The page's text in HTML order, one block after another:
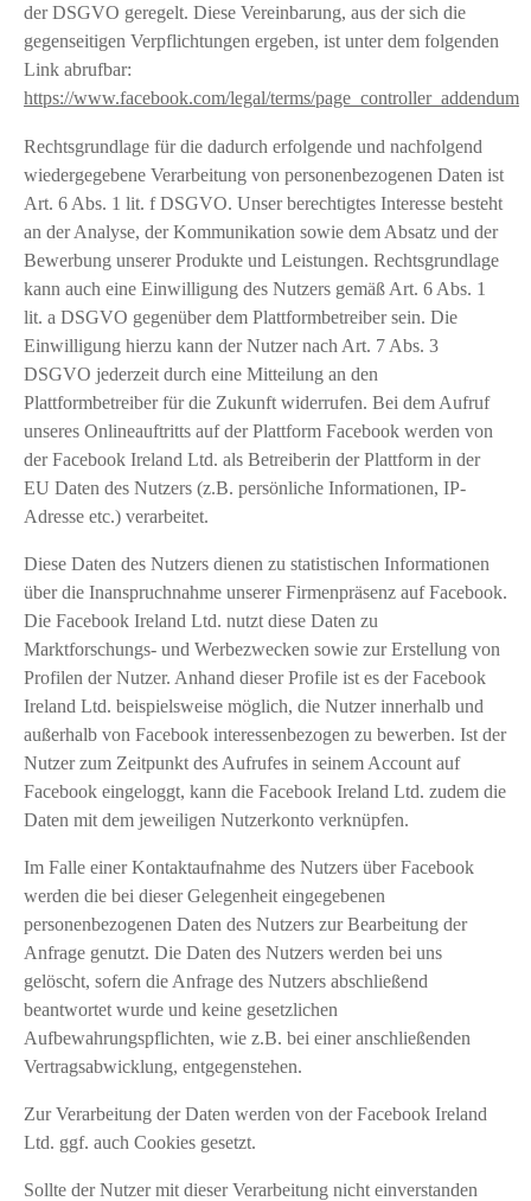
der DSGVO geregelt. Diese Vereinbarung, aus der sich die
gegenseitigen Verpflichtungen ergeben, ist unter dem folgenden
Link abrufbar:
https://www.facebook.com/legal/terms/page_controller_addendum
Rechtsgrundlage für die dadurch erfolgende und nachfolgend
wiedergegebene Verarbeitung von personenbezogenen Daten ist
Art. 6 Abs. 1 lit. f DSGVO. Unser berechtigtes Interesse besteht
an der Analyse, der Kommunikation sowie dem Absatz und der
Bewerbung unserer Produkte und Leistungen. Rechtsgrundlage
kann auch eine Einwilligung des Nutzers gemäß Art. 6 Abs. 1
lit. a DSGVO gegenüber dem Plattformbetreiber sein. Die
Einwilligung hierzu kann der Nutzer nach Art. 7 Abs. 3
DSGVO jederzeit durch eine Mitteilung an den
Plattformbetreiber für die Zukunft widerrufen. Bei dem Aufruf
unseres Onlineauftritts auf der Plattform Facebook werden von
der Facebook Ireland Ltd. als Betreiberin der Plattform in der
EU Daten des Nutzers (z.B. persönliche Informationen, IP-
Adresse etc.) verarbeitet.
Diese Daten des Nutzers dienen zu statistischen Informationen
über die Inanspruchnahme unserer Firmenpräsenz auf Facebook.
Die Facebook Ireland Ltd. nutzt diese Daten zu
Marktforschungs- und Werbezwecken sowie zur Erstellung von
Profilen der Nutzer. Anhand dieser Profile ist es der Facebook
Ireland Ltd. beispielsweise möglich, die Nutzer innerhalb und
außerhalb von Facebook interessenbezogen zu bewerben. Ist der
Nutzer zum Zeitpunkt des Aufrufes in seinem Account auf
Facebook eingeloggt, kann die Facebook Ireland Ltd. zudem die
Daten mit dem jeweiligen Nutzerkonto verknüpfen.
Im Falle einer Kontaktaufnahme des Nutzers über Facebook
werden die bei dieser Gelegenheit eingegebenen
personenbezogenen Daten des Nutzers zur Bearbeitung der
Anfrage genutzt. Die Daten des Nutzers werden bei uns
gelöscht, sofern die Anfrage des Nutzers abschließend
beantwortet wurde und keine gesetzlichen
Aufbewahrungspflichten, wie z.B. bei einer anschließenden
Vertragsabwicklung, entgegenstehen.
Zur Verarbeitung der Daten werden von der Facebook Ireland
Ltd. ggf. auch Cookies gesetzt.
Sollte der Nutzer mit dieser Verarbeitung nicht einverstanden